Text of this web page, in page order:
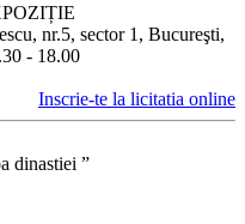
nr.5, sector 1, Bucureşti,
- 18.00
Inscrie-te la licitatia online
dinastiei ”